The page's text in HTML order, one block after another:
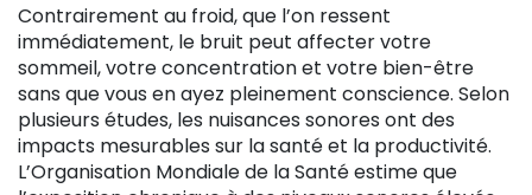
Contrairement au froid, que l’on ressent
immédiatement, le bruit peut affecter votre
sommeil, votre concentration et votre bien-être
sans que vous en ayez pleinement conscience. Selon
plusieurs études, les nuisances sonores ont des
impacts mesurables sur la santé et la productivité.
L’Organisation Mondiale de la Santé estime que